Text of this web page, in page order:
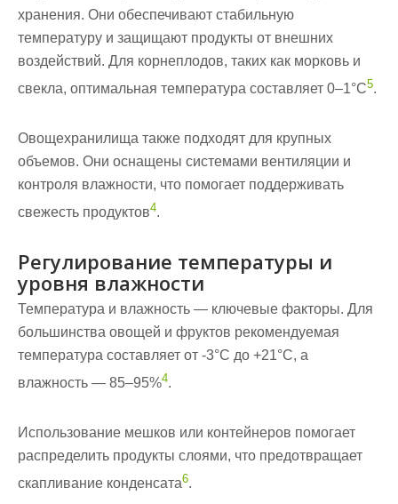
хранения. Они обеспечивают стабильную
температуру и защищают продукты от внешних
воздействий. Для корнеплодов, таких как морковь и
свекла, оптимальная температура составляет 0–1°C5.
Овощехранилища также подходят для крупных
объемов. Они оснащены системами вентиляции и
контроля влажности, что помогает поддерживать
свежесть продуктов4.
Регулирование температуры и
уровня влажности
Температура и влажность — ключевые факторы. Для
большинства овощей и фруктов рекомендуемая
температура составляет от -3°C до +21°C, а
влажность — 85–95%4.
Использование мешков или контейнеров помогает
распределить продукты слоями, что предотвращает
скапливание конденсата6.